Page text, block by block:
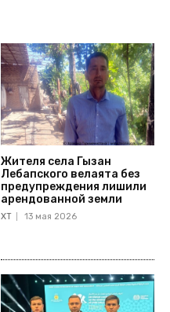
Жителя села Гызан
Лебапского велаята без
предупреждения лишили
арендованной земли
ХТ 13 мая 2026